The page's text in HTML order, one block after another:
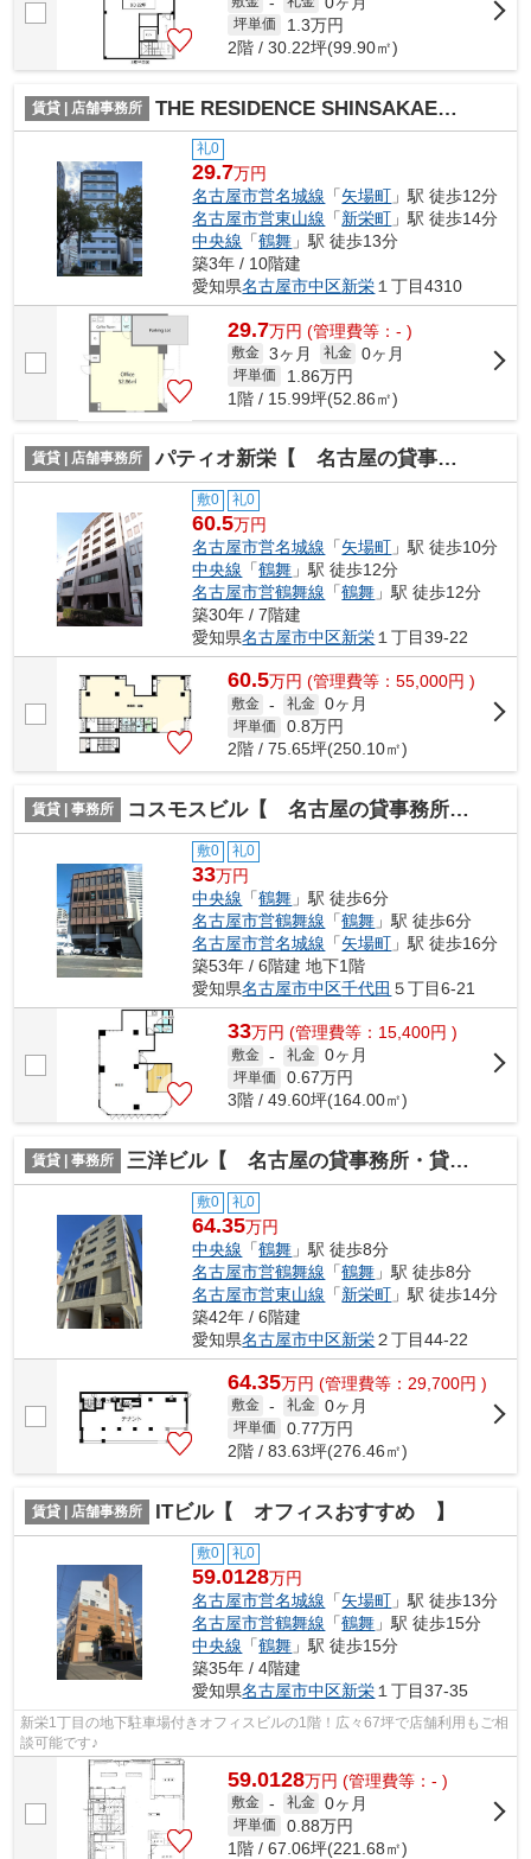
坪単価 1.3万円
2階 / 30.22坪(99.90㎡)
賃貸 | 店舗事務所 THE RESIDENCE SHINSAKAE【 1階路面店 】
礼0
29.7万円
名古屋市営名城線 「矢場町 」駅 徒歩12分
名古屋市営東山線 「新栄町 」駅 徒歩14分
中央線 「鶴舞 」駅 徒歩13分
築3年 / 10階建
愛知県名古屋市中区新栄１丁目4310
29.7万円 (管理費等：- )
敷金 3ヶ月 礼金 0ヶ月
坪単価 1.86万円
1階 / 15.99坪(52.86㎡)
賃貸 | 店舗事務所 パティオ新栄【 名古屋の貸事務所・貸オフィス 】
敷0 礼0
60.5万円
名古屋市営名城線 「矢場町 」駅 徒歩10分
中央線 「鶴舞 」駅 徒歩12分
名古屋市営鶴舞線 「鶴舞 」駅 徒歩12分
築30年 / 7階建
愛知県名古屋市中区新栄１丁目39-22
60.5万円 (管理費等：55,000円 )
敷金 - 礼金 0ヶ月
坪単価 0.8万円
2階 / 75.65坪(250.10㎡)
賃貸 | 事務所 コスモスビル【 名古屋の貸事務所・貸オフィス 】
敷0 礼0
33万円
中央線 「鶴舞 」駅 徒歩6分
名古屋市営鶴舞線 「鶴舞 」駅 徒歩6分
名古屋市営名城線 「矢場町 」駅 徒歩16分
築53年 / 6階建 地下1階
愛知県名古屋市中区千代田 ５丁目6-21
33万円 (管理費等：15,400円 )
敷金 - 礼金 0ヶ月
坪単価 0.67万円
3階 / 49.60坪(164.00㎡)
賃貸 | 事務所 三洋ビル【 名古屋の貸事務所・貸オフィス 】
敷0 礼0
64.35万円
中央線 「鶴舞 」駅 徒歩8分
名古屋市営鶴舞線 「鶴舞 」駅 徒歩8分
名古屋市営東山線 「新栄町 」駅 徒歩14分
築42年 / 6階建
愛知県名古屋市中区新栄２丁目44-22
64.35万円 (管理費等：29,700円 )
敷金 - 礼金 0ヶ月
坪単価 0.77万円
2階 / 83.63坪(276.46㎡)
賃貸 | 店舗事務所 ITビル【 オフィスおすすめ 】
敷0 礼0
59.0128万円
名古屋市営名城線 「矢場町 」駅 徒歩13分
名古屋市営鶴舞線 「鶴舞 」駅 徒歩15分
中央線 「鶴舞 」駅 徒歩15分
築35年 / 4階建
愛知県名古屋市中区新栄 １丁目37-35
新栄1丁目の地下駐車場付きオフィスビルの1階！広々67坪で店舗利用もご相
談可能です♪
59.0128万円 (管理費等：- )
敷金 - 礼金 0ヶ月
坪単価 0.88万円
1階 / 67.06坪(221.68㎡)